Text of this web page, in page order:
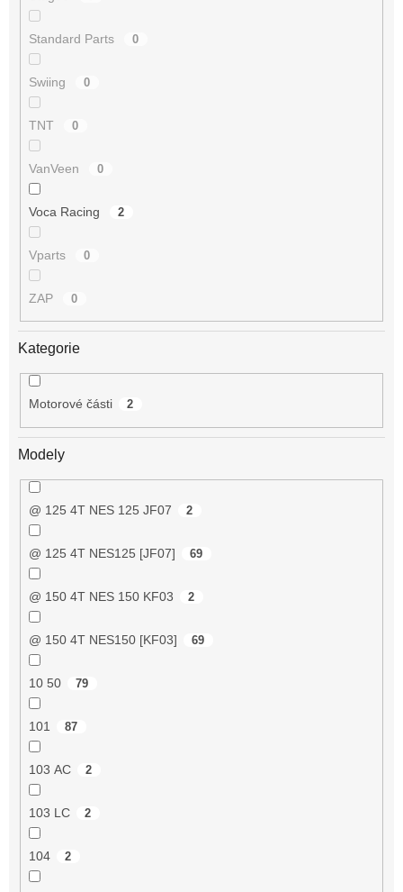
Standard Parts 0
Swiing 0
TNT 0
VanVeen 0
Voca Racing 2
Vparts 0
ZAP 0
Kategorie
Motorové části 2
Modely
@ 125 4T NES 125 JF07 2
@ 125 4T NES125 [JF07] 69
@ 150 4T NES 150 KF03 2
@ 150 4T NES150 [KF03] 69
10 50 79
101 87
103 AC 2
103 LC 2
104 2